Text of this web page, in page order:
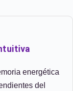
energética
del